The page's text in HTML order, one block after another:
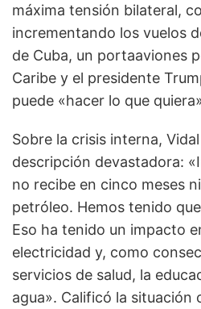
máxima tensión bilateral,
incrementando los vuelos
de Cuba, un portaaviones
Caribe y el presidente
puede «hacer lo que
Sobre la crisis interna,
descripción devastadora:
no recibe en cinco meses
petróleo. Hemos tenido
Eso ha tenido un impacto
electricidad y, como
servicios de salud, la
agua». Calificó la situación